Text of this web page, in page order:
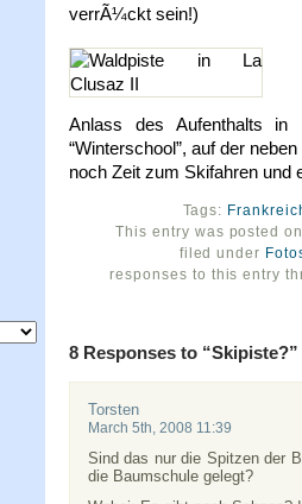
verrÃ¼ckt sein!)
Anlass des Aufenthalts
“Winterschool”, auf der
noch Zeit zum Skifahren und
Tags:
This entry was posted
filed under
responses to this entry
8 Responses to “Skipiste?”
Torsten
March 5th, 2008 11:39
Sind das nur die Spitzen der
die Baumschule gelegt?